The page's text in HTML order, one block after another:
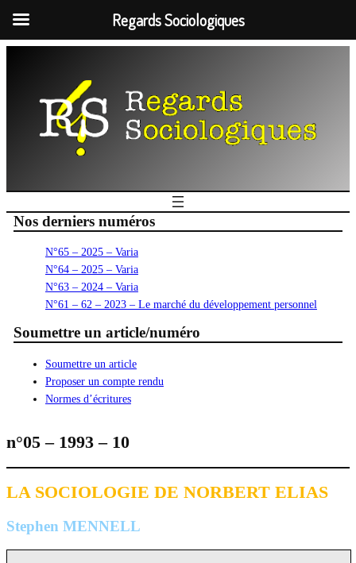
Nos derniers numéros
N°65 – 2025 – Varia
N°64 – 2025 – Varia
N°63 – 2024 – Varia
N°61 – 62 – 2023 – Le marché du développement personnel
Soumettre un article/numéro
Soumettre un article
Proposer un compte rendu
Normes d’écritures
n°05 – 1993 – 10
LA SOCIOLOGIE DE NORBERT ELIAS
Stephen MENNELL
Regards Sociologiques